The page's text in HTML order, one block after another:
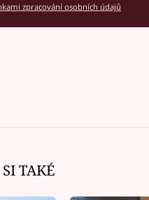
zpracování osobních údajů
TAKÉ